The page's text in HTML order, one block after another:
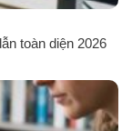
toàn diện 2026